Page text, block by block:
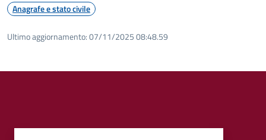
Anagrafe e stato civile
Ultimo aggiornamento:07/11/2025 08:48.59